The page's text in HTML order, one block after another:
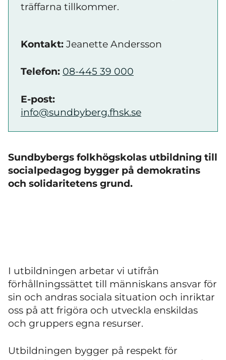
träffarna tillkommer.
Kontakt: Jeanette Andersson
Telefon: 08-445 39 000
E-post:
info@sundbyberg.fhsk.se
Sundbybergs folkhögskolas utbildning till
socialpedagog bygger på demokratins
och solidaritetens grund.
I utbildningen arbetar vi utifrån
förhållningssättet till människans ansvar för
sin och andras sociala situation och inriktar
oss på att frigöra och utveckla enskildas
och gruppers egna resurser.
Utbildningen bygger på respekt för